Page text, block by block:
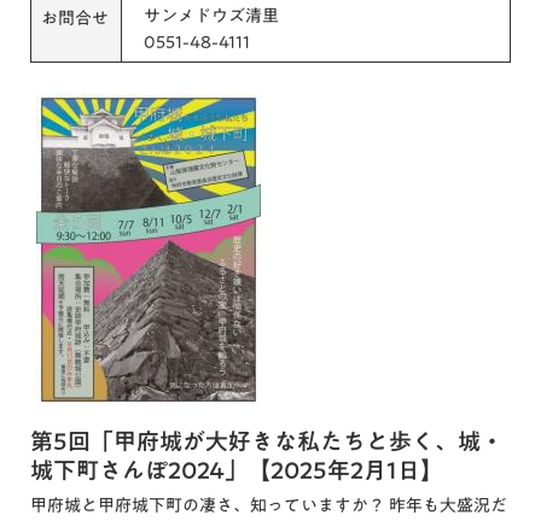
お問合せ
サンメドウズ清里
0551-48-4111
第5回「甲府城が大好きな私たちと歩く、城・
城下町さんぽ2024」【2025年2月1日】
甲府城と甲府城下町の凄さ、知っていますか？ 昨年も大盛況だ